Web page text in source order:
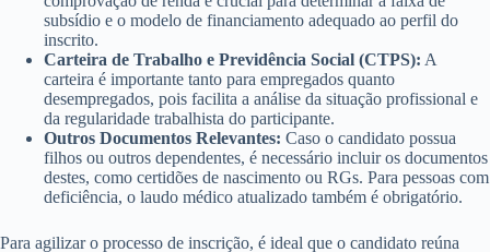
subsídio e o modelo de financiamento adequado ao perfil do
inscrito.
Carteira de Trabalho e Previdência Social (CTPS): A
carteira é importante tanto para empregados quanto
desempregados, pois facilita a análise da situação profissional e
da regularidade trabalhista do participante.
Outros Documentos Relevantes: Caso o candidato possua
filhos ou outros dependentes, é necessário incluir os documentos
destes, como certidões de nascimento ou RGs. Para pessoas com
deficiência, o laudo médico atualizado também é obrigatório.
Para agilizar o processo de inscrição, é ideal que o candidato reúna